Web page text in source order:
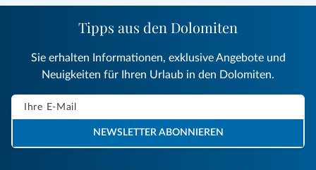
Tipps aus den Dolomiten
Sie erhalten Informationen, exklusive Angebote und
Neuigkeiten für Ihren Urlaub in den Dolomiten.
NEWSLETTER ABONNIEREN